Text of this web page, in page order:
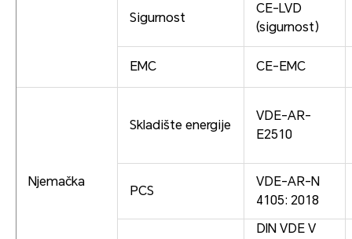
Sigurnost
CE-LVD
(sigurnost)
EMC CE-EMC
Njemačka
Skladište energije
VDE-AR-
E2510
PCS
VDE-AR-N
4105: 2018
DIN VDE V